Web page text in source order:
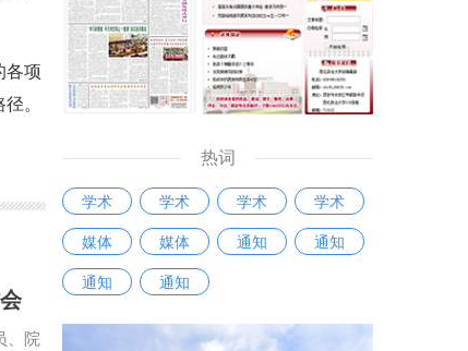
各项
。
、院
热词
学术 学术 学术
学术
媒体
媒体 通知
通知
通知
通知